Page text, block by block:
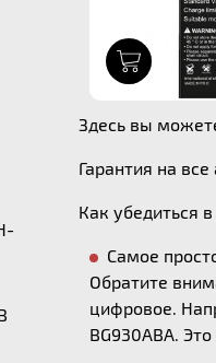
Здесь вы
Гарантия на
Как убедиться
Самое
Обратите
цифровое.
BG930ABA.